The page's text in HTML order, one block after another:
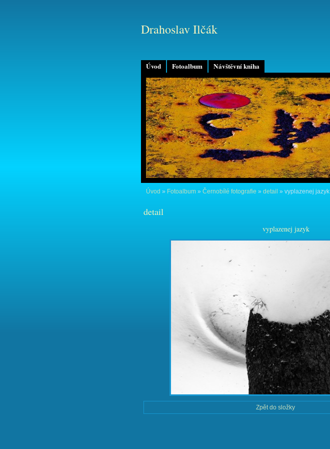
Úvod Fotoalbum Návštěvní kniha
Drahoslav Ilčák
Úvod » Fotoalbum » Černobílé fotografie » detail » vyplazenej jazyk
detail
vyplazenej jazyk
Zpět do složky